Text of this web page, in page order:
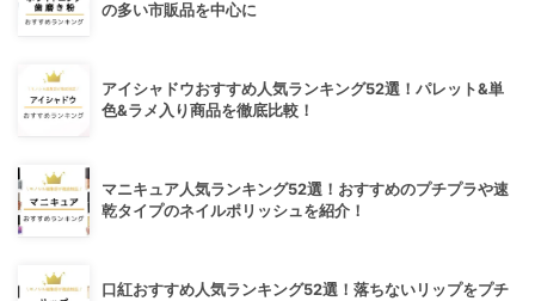
の多い市販品を中心に
アイシャドウおすすめ人気ランキング52選！パレット&単
色&ラメ入り商品を徹底比較！
マニキュア人気ランキング52選！おすすめのプチプラや速
乾タイプのネイルポリッシュを紹介！
口紅おすすめ人気ランキング52選！落ちないリップをプチ